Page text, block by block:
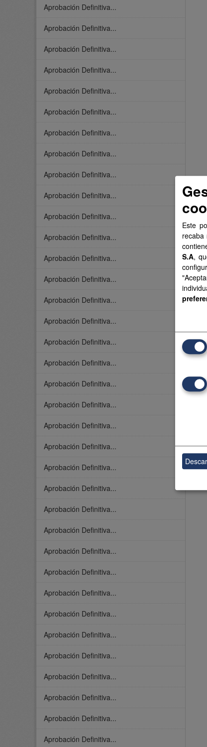
Aprobación Definitiva...
Aprobación Definitiva...
Aprobación Definitiva...
Aprobación Definitiva...
Aprobación Definitiva...
Aprobación Definitiva...
Aprobación Definitiva...
Aprobación Definitiva...
Aprobación Definitiva...
Aprobación Definitiva...
Aprobación Definitiva...
Aprobación Definitiva...
Aprobación Definitiva...
Aprobación Definitiva...
Aprobación Definitiva...
Aprobación Definitiva...
Aprobación Definitiva...
Aprobación Definitiva...
Aprobación Definitiva...
Aprobación Definitiva...
Aprobación Definitiva...
Aprobación Definitiva...
Aprobación Definitiva...
Aprobación Definitiva...
Aprobación Definitiva...
Aprobación Definitiva...
Aprobación Definitiva...
Aprobación Definitiva...
Aprobación Definitiva...
Aprobación Definitiva...
Aprobación Definitiva...
Aprobación Definitiva...
Aprobación Definitiva...
Aprobación Definitiva...
Aprobación Definitiva...
Aprobación Definitiva...
Este
recaba
S.A,